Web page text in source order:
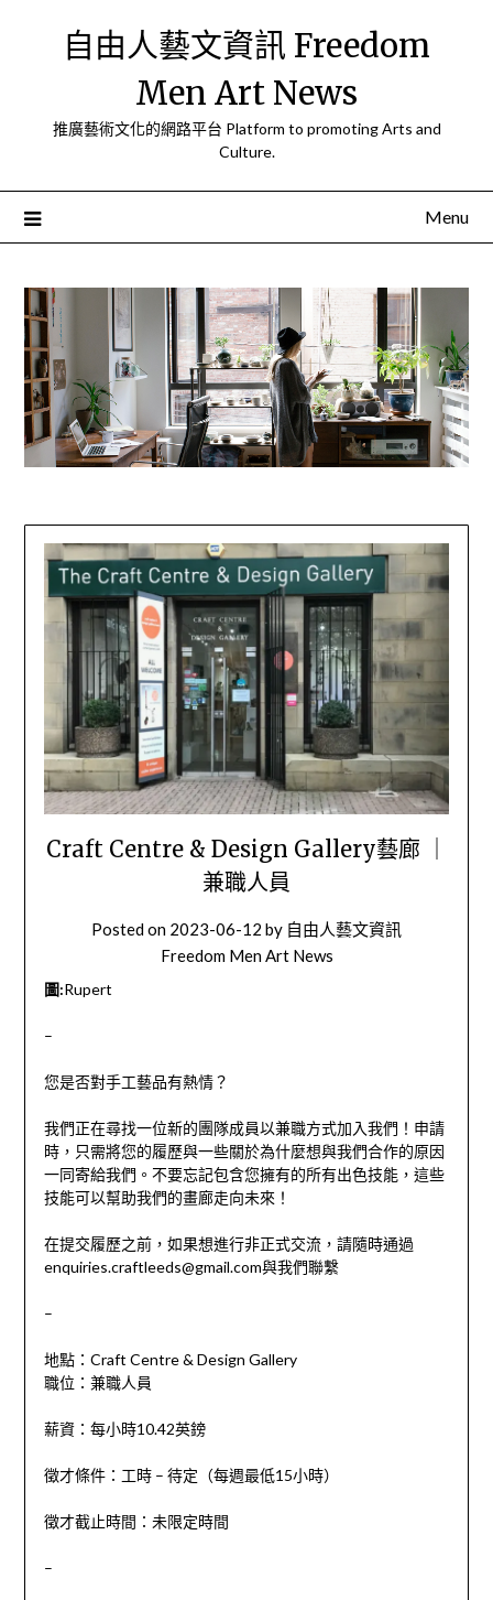
自由人藝文資訊 Freedom
Men Art News
推廣藝術文化的網路平台 Platform to promoting Arts and
Culture.
Menu
Craft Centre & Design Gallery藝廊 ｜
兼職人員
Posted on 2023-06-12 by 自由人藝文資訊
Freedom Men Art News
圖:Rupert
–
您是否對手工藝品有熱情？
我們正在尋找一位新的團隊成員以兼職方式加入我們！申請
時，只需將您的履歷與一些關於為什麼想與我們合作的原因
一同寄給我們。不要忘記包含您擁有的所有出色技能，這些
技能可以幫助我們的畫廊走向未來！
在提交履歷之前，如果想進行非正式交流，請隨時通過
enquiries.craftleeds@gmail.com與我們聯繫
–
地點： Craft Centre & Design Gallery
職位：兼職人員
薪資： 每小時10.42英鎊
徵才條件： 工時 – 待定（每週最低15小時）
徵才截止時間：未限定時間
–